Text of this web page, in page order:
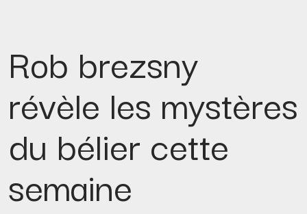
Rob brezsny
révèle les mystères
du bélier cette
semaine